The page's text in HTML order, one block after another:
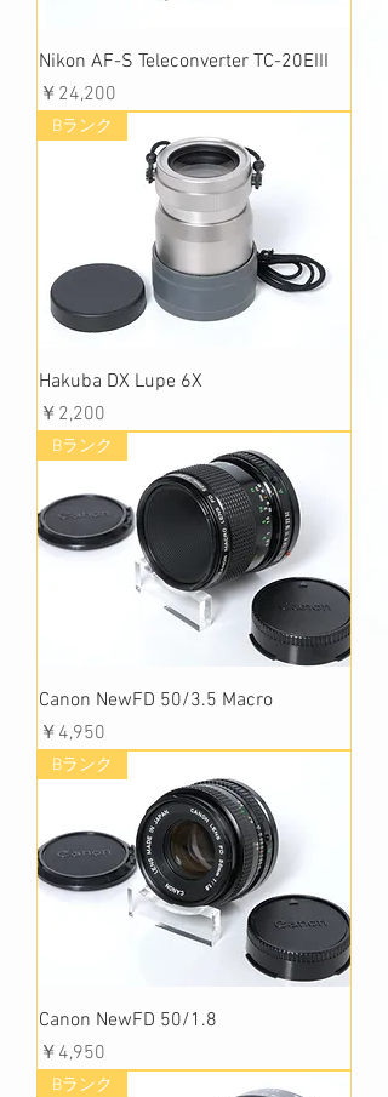
Nikon AF-S Teleconverter TC-20EIII
価格
￥24,200
Bランク
Hakuba DX Lupe 6X
価格
￥2,200
Bランク
Canon NewFD 50/3.5 Macro
価格
￥4,950
Bランク
Canon NewFD 50/1.8
価格
￥4,950
Bランク